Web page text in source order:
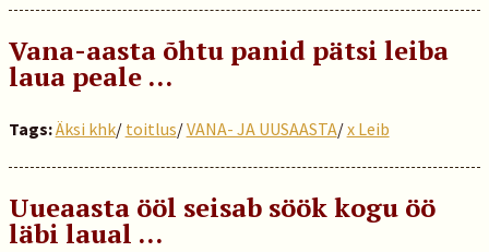
Vana-aasta õhtu panid pätsi leiba
laua peale …
Tags:Äksi khk/ toitlus/VANA- JA UUSAASTA/x Leib
Uueaasta ööl seisab söök kogu öö
läbi laual ...